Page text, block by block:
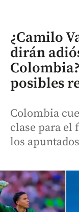
¿Camilo
dirán
posibles
Colombia
clase para el
los apuntados